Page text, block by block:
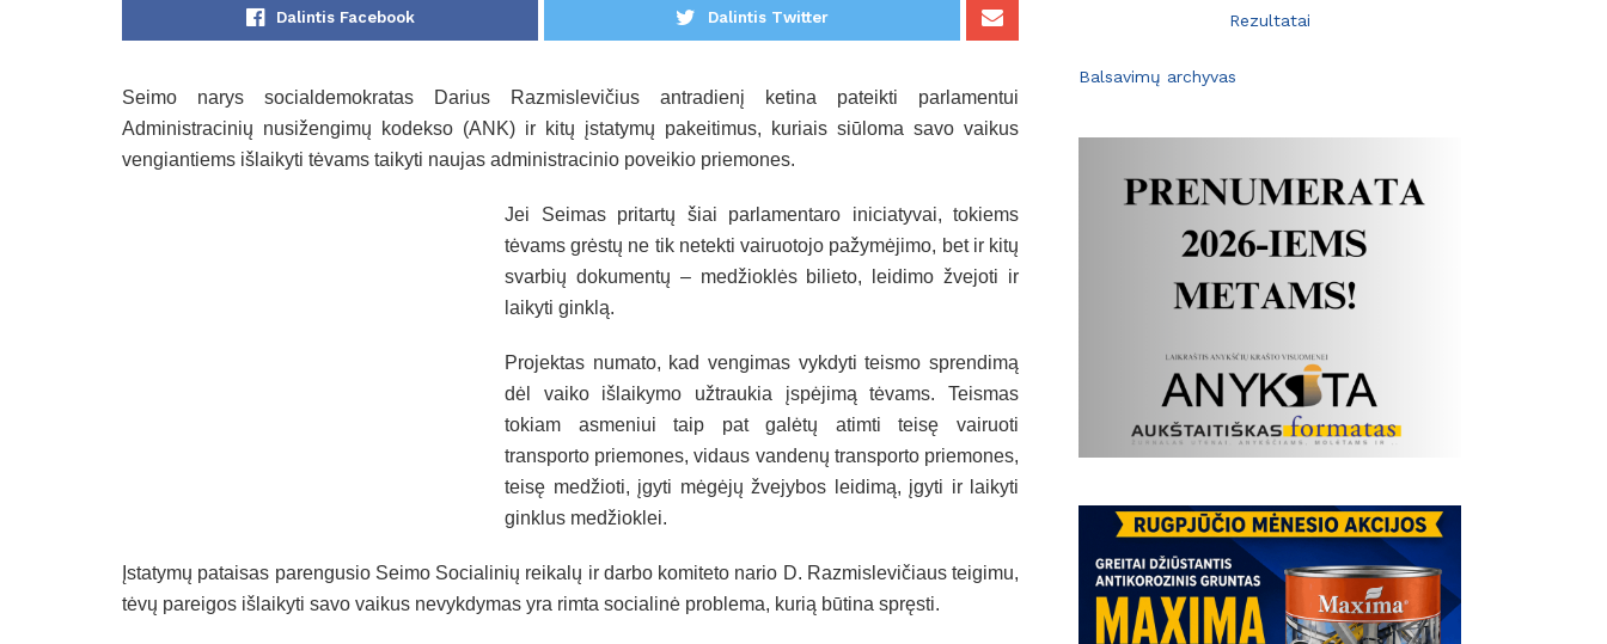
Dalintis Facebook Dalintis Twitter
Seimo narys socialdemokratas Darius Razmislevičius antradienį ketina pateikti parlamentui
Administracinių nusižengimų kodekso (ANK) ir kitų įstatymų pakeitimus, kuriais siūloma savo vaikus
vengiantiems išlaikyti tėvams taikyti naujas administracinio poveikio priemones.
Jei Seimas pritartų šiai parlamentaro iniciatyvai, tokiems
tėvams grėstų ne tik netekti vairuotojo pažymėjimo, bet ir kitų
svarbių dokumentų – medžioklės bilieto, leidimo žvejoti ir
laikyti ginklą.
Projektas numato, kad vengimas vykdyti teismo sprendimą
dėl vaiko išlaikymo užtraukia įspėjimą tėvams. Teismas
tokiam asmeniui taip pat galėtų atimti teisę vairuoti
transporto priemones, vidaus vandenų transporto priemones,
teisę medžioti, įgyti mėgėjų žvejybos leidimą, įgyti ir laikyti
ginklus medžioklei.
Įstatymų pataisas parengusio Seimo Socialinių reikalų ir darbo komiteto nario D. Razmislevičiaus teigimu,
tėvų pareigos išlaikyti savo vaikus nevykdymas yra rimta socialinė problema, kurią būtina spręsti.
Rezultatai
Balsavimų archyvas